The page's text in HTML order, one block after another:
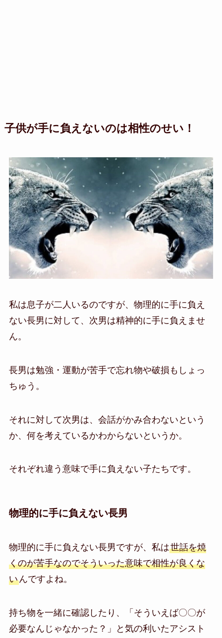
子供が手に負えないのは相性のせい！
私は息子が二人いるのですが、物理的に手に負え
ない長男に対して、次男は精神的に手に負えませ
ん。
長男は勉強・運動が苦手で忘れ物や破損もしょっ
ちゅう。
それに対して次男は、会話がかみ合わないという
か、何を考えているかわからないというか。
それぞれ違う意味で手に負えない子たちです。
物理的に手に負えない長男
物理的に手に負えない長男ですが、私は世話を焼
くのが苦手なのでそういった意味で相性が良くな
いんですよね。
持ち物を一緒に確認したり、「そういえば〇〇が
必要なんじゃなかった？」と気の利いたアシスト